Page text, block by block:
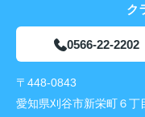
ク
0566-22-2202
〒448-0843
愛知県刈谷市新栄町６丁